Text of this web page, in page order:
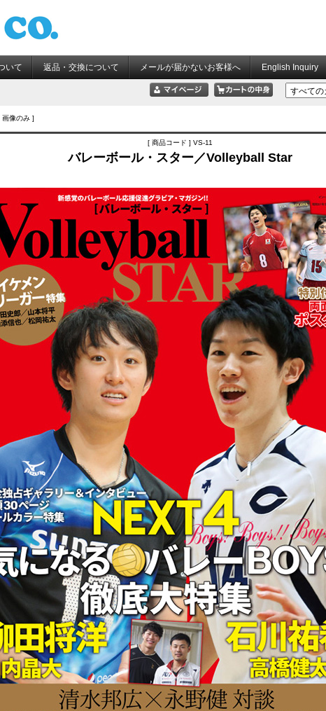
いて 返品・交換について メールが届かないお客様へ English Inquiry
像のみ ]
[ 商品コード ] VS-11
バレーボール・スター／Volleyball Star